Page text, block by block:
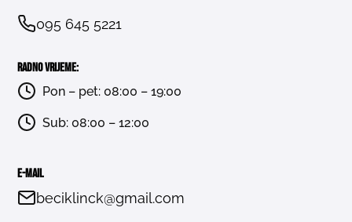
095 645 5221
Radno vrijeme:
Pon – pet: 08:00 – 19:00
Sub: 08:00 – 12:00
E-mail
beciklinck@gmail.com